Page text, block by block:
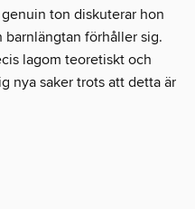
ton diskuterar hon
förhåller sig.
lagom teoretiskt och
nya saker trots att detta är